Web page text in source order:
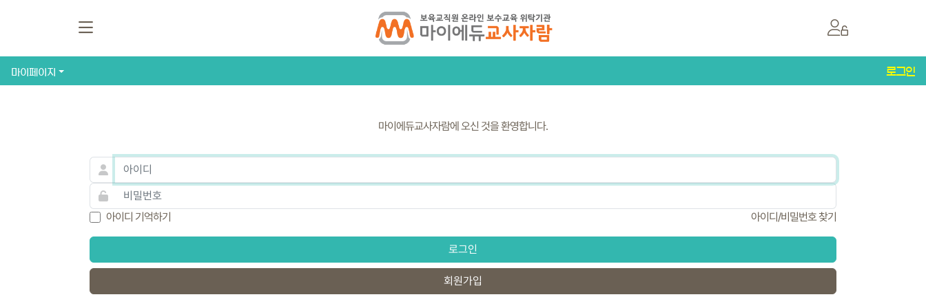
마이페이지 로그인
마이에듀교사자람에 오신 것을 환영합니다.
아이디 기억하기 아이디/비밀번호 찾기
로그인
회원가입